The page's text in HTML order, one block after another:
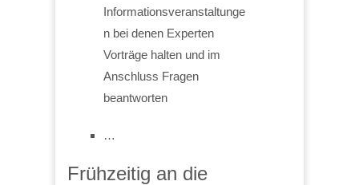
Informationsveranstaltunge
n bei denen Experten
Vorträge halten und im
Anschluss Fragen
beantworten
…
Frühzeitig an die